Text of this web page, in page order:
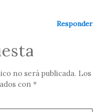
Responder
no será publicada. Los
con *